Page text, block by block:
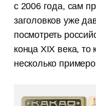
с 2006 года, сам
заголовков уже
посмотреть
конца XIX века, то
несколько